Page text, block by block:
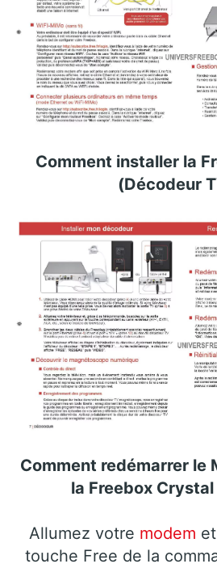
Comment installer la
(Décodeur
Comment redémarrer le
la Freebox
Allumez votre modem
touche Free de la